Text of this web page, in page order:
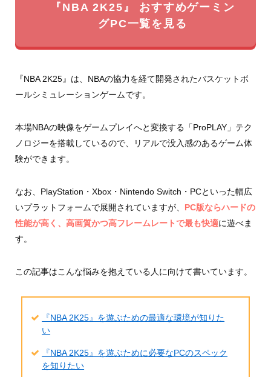
『NBA 2K25』 おすすめゲーミン
グPC一覧を見る
『NBA 2K25』は、NBAの協力を経て開発されたバスケットボ
ールシミュレーションゲームです。
本場NBAの映像をゲームプレイへと変換する「ProPLAY」テク
ノロジーを搭載しているので、リアルで没入感のあるゲーム体
験ができます。
なお、PlayStation・Xbox・Nintendo Switch・PCといった幅広
いプラットフォームで展開されていますが、 PC版ならハードの
性能が高く、高画質かつ高フレームレートで最も快適に遊べま
す。
この記事はこんな悩みを抱えている人に向けて書いています。
『NBA 2K25』を遊ぶための最適な環境が知りた
い
『NBA 2K25』を遊ぶために必要なPCのスペック
を知りたい